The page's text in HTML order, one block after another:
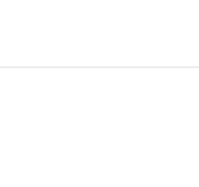
szüksége